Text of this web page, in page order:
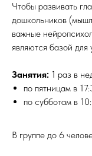
Чтобы развивать
дошкольников
важные
являются базой
Занятия: 1 раз в
по пятницам в
по субботам в
В группе до 6